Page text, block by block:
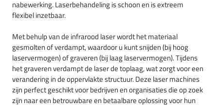
nabewerking. Laserbehandeling is schoon en is extreem
flexibel inzetbaar.
Met behulp van de infrarood laser wordt het materiaal
gesmolten of verdampt, waardoor u kunt snijden (bij hoog
laservermogen) of graveren (bij laag laservermogen). Tijdens
het graveren verdampt de laser de toplaag, wat zorgt voor een
verandering in de oppervlakte structuur. Deze laser machines
zijn perfect geschikt voor bedrijven en organisaties die op zoek
zijn naar een betrouwbare en betaalbare oplossing voor hun